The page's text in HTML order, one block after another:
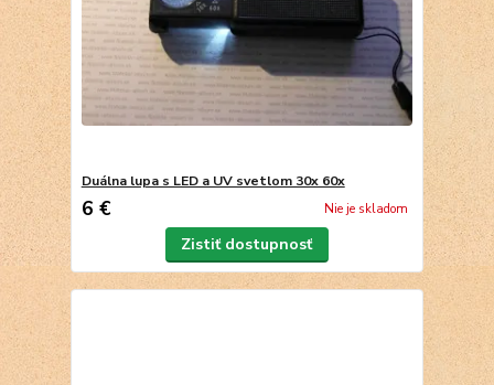
Duálna lupa s LED a UV svetlom 30x 60x
6 € Nie je skladom
Zistiť dostupnosť